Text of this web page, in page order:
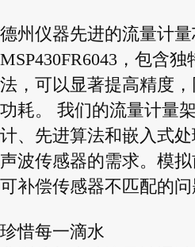
德州仪器先进的流量计
MSP430FR6043，包含
法，可以显著提高精度
功耗。 我们的流量计量
计、先进算法和嵌入式
声波传感器的需求。模
可补偿传感器不匹配的问
珍惜每一滴水